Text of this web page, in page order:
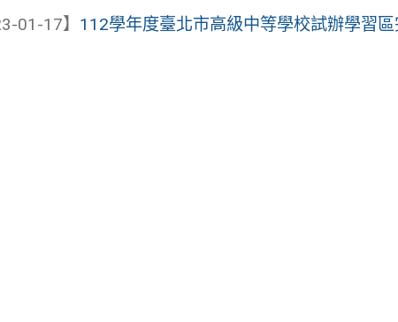
01-17】 112學年度臺北市高級中等學校試辦學習